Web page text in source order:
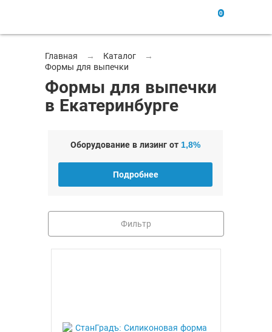
0
Главная → Каталог
→
Формы для выпечки
Формы для выпечки
в Екатеринбурге
Оборудование в лизинг от 1,8%
Подробнее
Фильтр